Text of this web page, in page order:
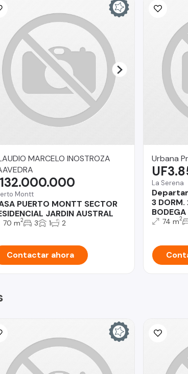
MARCELO INOSTROZA
Montt
PUERTO MONTT SECTOR
JARDIN AUSTRAL
70 m2 3 1 2
Contactar ahora
Urbana
La Serena
3 DORM.
BODEGA
74 m2